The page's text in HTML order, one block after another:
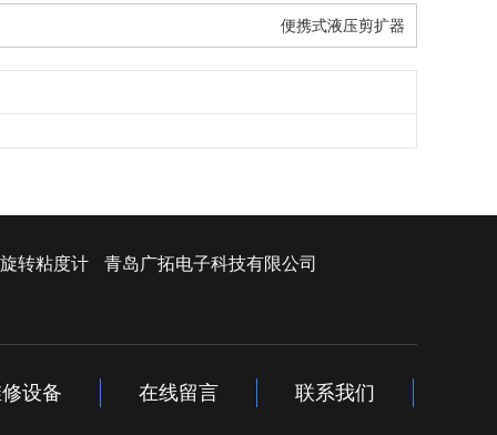
便携式液压剪扩器
转粘度计 青岛广拓电子科技有限公司
设备 在线留言 联系我们